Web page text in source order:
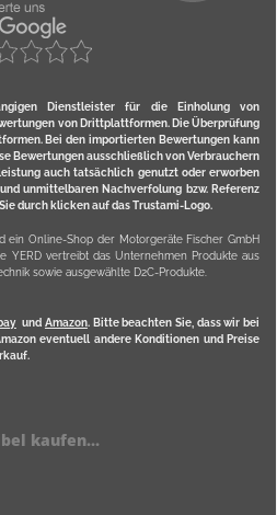
Dienstleister für die Einholung von
von Drittplattformen. Die Überprüfung
Bei den importierten Bewertungen kann
Bewertungen ausschließlich von Verbrauchern
auch tatsächlich genutzt oder erworben
unmittelbaren Nachverfolung bzw. Referenz
durch klicken auf das Trustami-Logo.
ein Online-Shop der Motorgeräte Fischer GmbH
YERD vertreibt das Unternehmen Produkte aus
sowie ausgewählte D2C-Produkte.
und Amazon. Bitte beachten Sie, dass wir bei
eventuell andere Konditionen und Preise
kaufen...